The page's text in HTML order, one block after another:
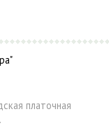
платочная